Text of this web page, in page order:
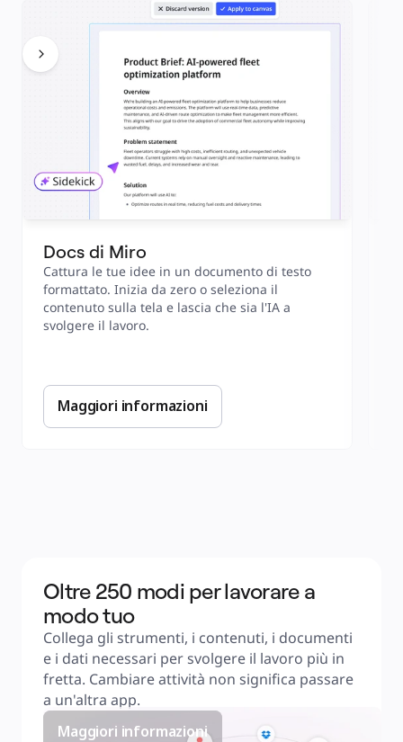
Docs di Miro
Cattura le tue idee in un documento di testo
formattato. Inizia da zero o seleziona il
contenuto sulla tela e lascia che sia l'IA a
svolgere il lavoro.
Maggiori informazioni
Oltre 250 modi per lavorare a
modo tuo
Collega gli strumenti, i contenuti, i documenti
e i dati necessari per svolgere il lavoro più in
fretta. Cambiare attività non significa passare
a un'altra app.
Maggiori informazioni